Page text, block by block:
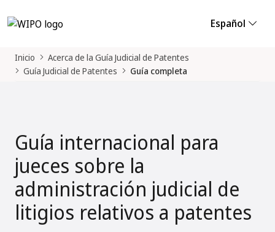
Español
Inicio
Acerca de la Guía Judicial de Patentes
Guía Judicial de Patentes
Guía completa
Guía internacional para
jueces sobre la
administración judicial de
litigios relativos a patentes